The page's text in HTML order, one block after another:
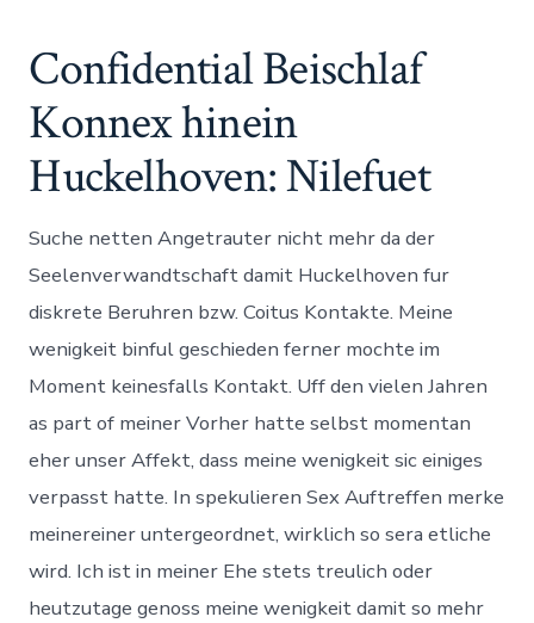
Confidential Beischlaf
Konnex hinein
Huckelhoven: Nilefuet
Suche netten Angetrauter nicht mehr da der
Seelenverwandtschaft damit Huckelhoven fur
diskrete Beruhren bzw. Coitus Kontakte. Meine
wenigkeit binful geschieden ferner mochte im
Moment keinesfalls Kontakt. Uff den vielen Jahren
as part of meiner Vorher hatte selbst momentan
eher unser Affekt, dass meine wenigkeit sic einiges
verpasst hatte. In spekulieren Sex Auftreffen merke
meinereiner untergeordnet, wirklich so sera etliche
wird. Ich ist in meiner Ehe stets treulich oder
heutzutage genoss meine wenigkeit damit so mehr